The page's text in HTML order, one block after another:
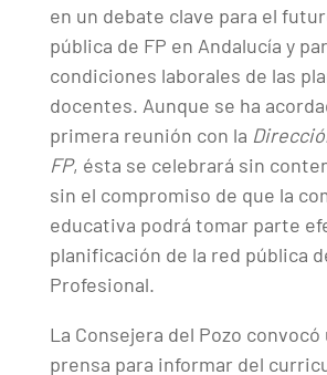
en un debate clave para el
pública de FP en Andalucía y
condiciones laborales de las
docentes. Aunque se ha
primera reunión con la
FP, ésta se celebrará sin
sin el compromiso de que la
educativa podrá tomar parte
planificación de la red pública
Profesional.
La Consejera del Pozo convocó
prensa para informar del